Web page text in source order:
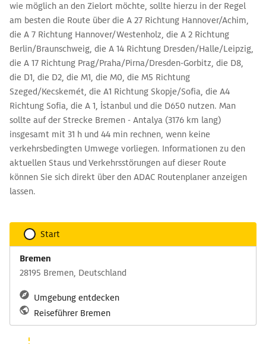
wie möglich an den Zielort möchte, sollte hierzu in der Regel
am besten die Route über die A 27 Richtung Hannover/Achim,
die A 7 Richtung Hannover/Westenholz, die A 2 Richtung
Berlin/Braunschweig, die A 14 Richtung Dresden/Halle/Leipzig,
die A 17 Richtung Prag/Praha/Pirna/Dresden-Gorbitz, die D8,
die D1, die D2, die M1, die M0, die M5 Richtung
Szeged/Kecskemét, die A1 Richtung Skopje/Sofia, die A4
Richtung Sofia, die A 1, İstanbul und die D650 nutzen. Man
sollte auf der Strecke Bremen - Antalya (3176 km lang)
insgesamt mit 31 h und 44 min rechnen, wenn keine
verkehrsbedingten Umwege vorliegen. Informationen zu den
aktuellen Staus und Verkehrsstörungen auf dieser Route
können Sie sich direkt über den ADAC Routenplaner anzeigen
lassen.
Start
Bremen
28195 Bremen, Deutschland
Umgebung entdecken
Reiseführer Bremen